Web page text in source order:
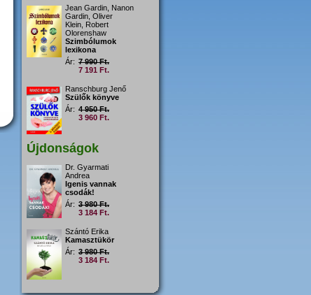
Jean Gardin, Nanon
Gardin, Oliver
Klein, Robert
Olorenshaw
Szimbólumok
lexikona
Ár: 7 990 Ft.
7 191 Ft.
Ranschburg Jenő
Szülők könyve
Ár: 4 950 Ft.
3 960 Ft.
Újdonságok
Dr. Gyarmati
Andrea
Igenis vannak
csodák!
Ár: 3 980 Ft.
3 184 Ft.
Szántó Erika
Kamasztükör
Ár: 3 980 Ft.
3 184 Ft.